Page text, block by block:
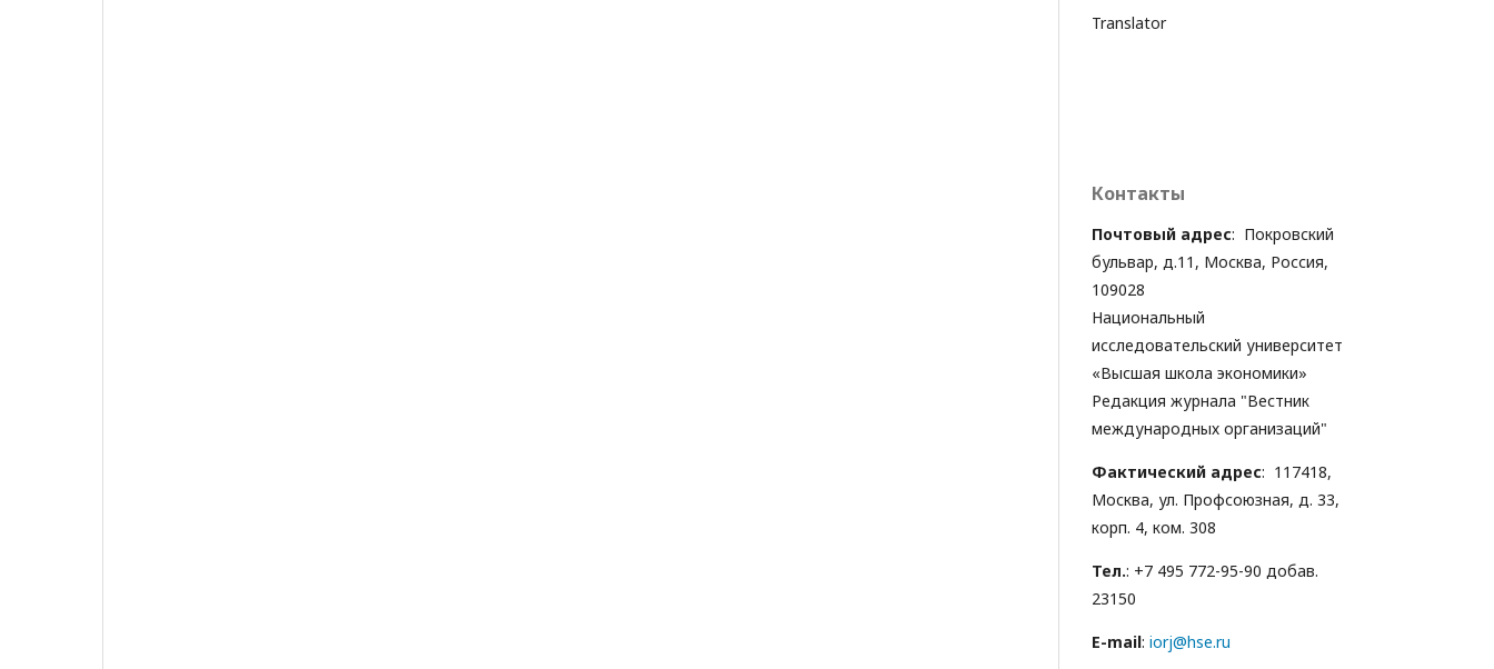
Translator
Контакты
Почтовый адрес: Покровский
бульвар, д.11, Москва, Россия,
109028
Национальный
исследовательский университет
«Высшая школа экономики»
Редакция журнала "Вестник
международных организаций"
Фактический адрес: 117418,
Москва, ул. Профсоюзная, д. 33,
корп. 4, ком. 308
Тел.: +7 495 772-95-90 добав.
23150
E-mail: iorj@hse.ru